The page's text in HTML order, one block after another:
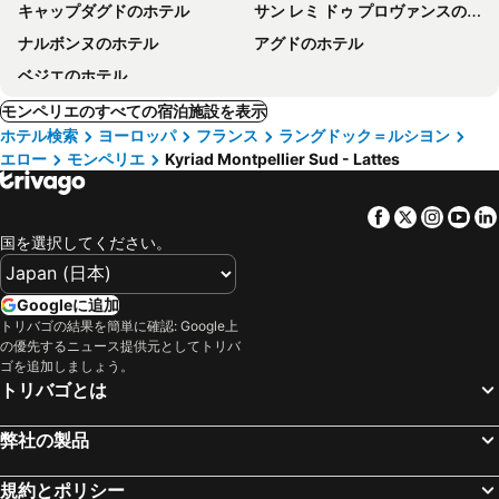
キャップダグドのホテル
サン レミ ドゥ プロヴァンスのホテル
ナルボンヌのホテル
アグドのホテル
ベジエのホテル
モンペリエのすべての宿泊施設を表示
ホテル検索
ヨーロッパ フランス
ラングドック＝ルシヨン
エロー
モンペリエ Kyriad Montpellier Sud - Lattes
Facebook
Twitter
国を選択してください。
Googleに追加
トリバゴの結果を簡単に確認: Google上
の優先するニュース提供元としてトリバ
ゴを追加しましょう。
トリバゴとは
弊社の製品
規約とポリシー